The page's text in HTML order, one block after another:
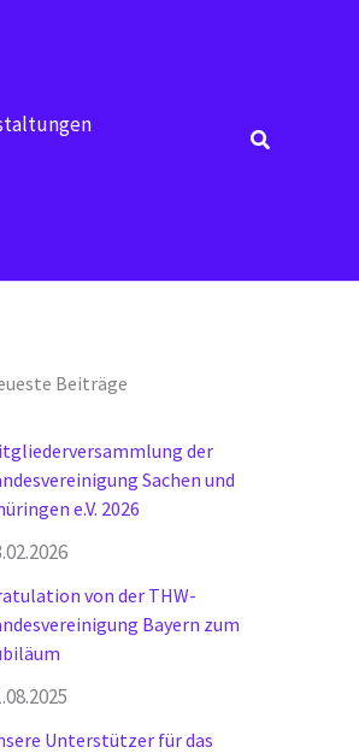
Suchen
Beiträge
der
Sachen und
e.V. 2026
von der THW-
Bayern zum
Unterstützer für das